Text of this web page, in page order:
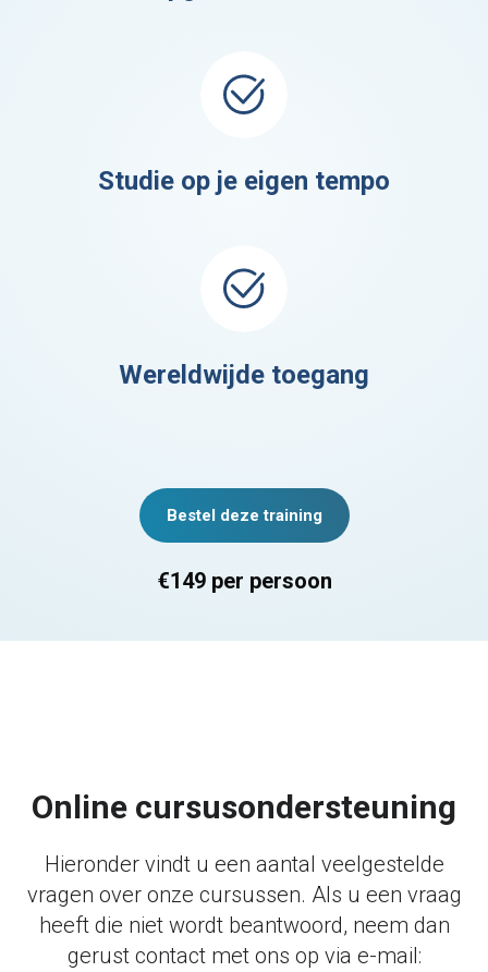
Studie op je eigen tempo
Wereldwijde toegang
Bestel deze training
€149 per persoon
Online cursusondersteuning
Hieronder vindt u een aantal veelgestelde
vragen over onze cursussen. Als u een vraag
heeft die niet wordt beantwoord, neem dan
gerust contact met ons op via e-mail: